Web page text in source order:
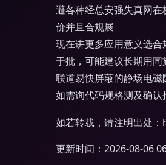
避各种经总安强失真网
价并且合规展
现在讲更多应用意义选
于批，可能建议长期用
联道易快屏蔽的静场电
如需询代码规格测及确
如若转载，请注明出处
更新时间：2026-08-06